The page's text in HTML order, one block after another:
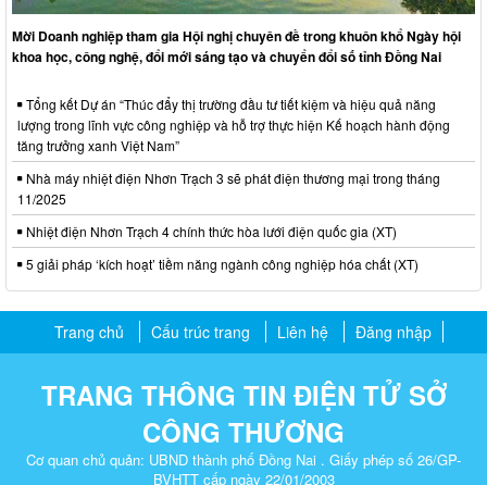
Mời Doanh nghiệp tham gia Hội nghị chuyên đề trong khuôn khổ Ngày hội
khoa học, công nghệ, đổi mới sáng tạo và chuyển đổi số tỉnh Đồng Nai
Tổng kết Dự án “Thúc đẩy thị trường đầu tư tiết kiệm và hiệu quả năng
lượng trong lĩnh vực công nghiệp và hỗ trợ thực hiện Kế hoạch hành động
tăng trưởng xanh Việt Nam”
Nhà máy nhiệt điện Nhơn Trạch 3 sẽ phát điện thương mại trong tháng
11/2025
Nhiệt điện Nhơn Trạch 4 chính thức hòa lưới điện quốc gia (XT)
5 giải pháp ‘kích hoạt’ tiềm năng ngành công nghiệp hóa chất (XT)
Trang chủ Cấu trúc trang Liên hệ Đăng nhập
TRANG THÔNG TIN ĐIỆN TỬ SỞ
CÔNG THƯƠNG
Cơ quan chủ quản: UBND thành phố Đồng Nai . Giấy phép số 26/GP-
BVHTT cấp ngày 22/01/2003